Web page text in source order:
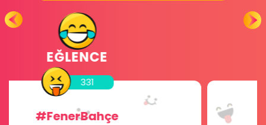
GLOBAL ODALAR
456
#Sohbet